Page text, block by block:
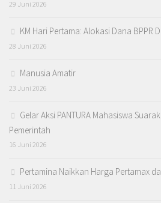
29 Juni 2026
KM Hari Pertama: Alokasi Dana BPPR
28 Juni 2026
Manusia Amatir
23 Juni 2026
Gelar Aksi PANTURA Mahasiswa
Pemerintah
16 Juni 2026
Pertamina Naikkan Harga Pertamax
11 Juni 2026